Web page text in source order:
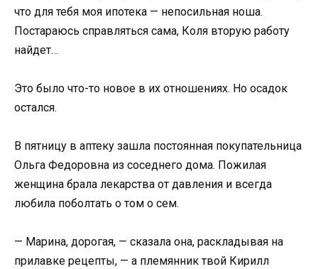
что для тебя моя ипотека — непосильная ноша.
Постараюсь справляться сама, Коля вторую работу
найдет…
Это было что-то новое в их отношениях. Но осадок
остался.
В пятницу в аптеку зашла постоянная покупательница
Ольга Федоровна из соседнего дома. Пожилая
женщина брала лекарства от давления и всегда
любила поболтать о том о сем.
— Марина, дорогая, — сказала она, раскладывая на
прилавке рецепты, — а племянник твой Кирилл